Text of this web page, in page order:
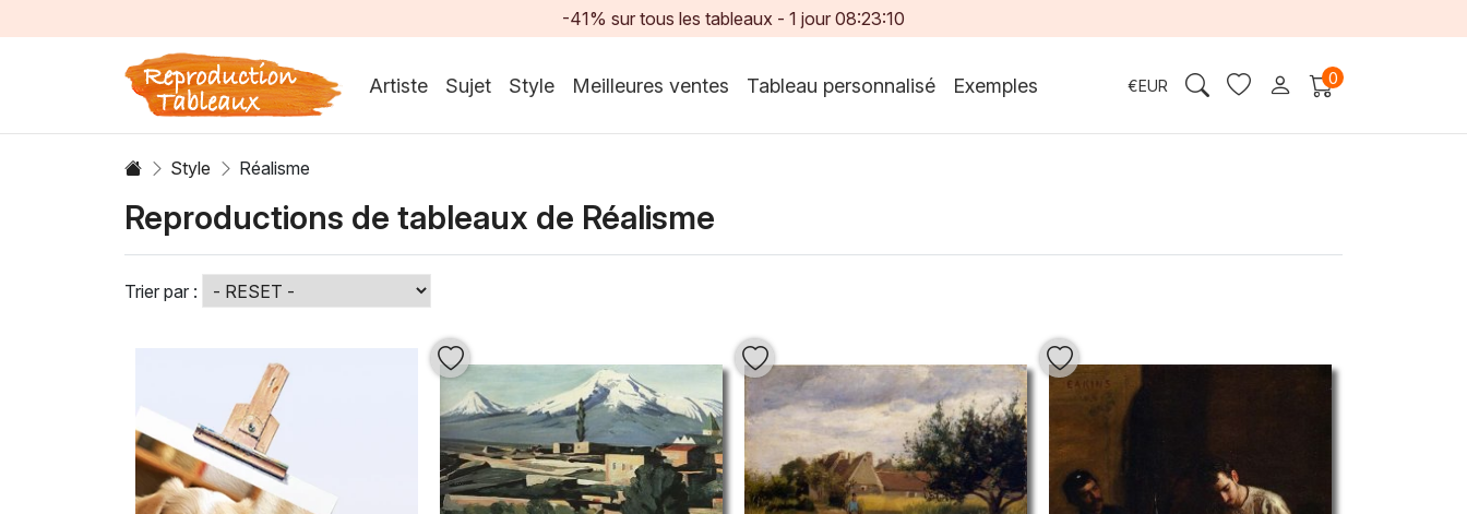
-41% sur tous les tableaux - 1 jour 08:23:08
Artiste Sujet Style Meilleures ventes Tableau personnalisé Exemples €EUR 0
Style Réalisme
Reproductions de tableaux de Réalisme
Trier par :